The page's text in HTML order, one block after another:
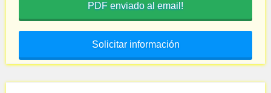
PDF enviado al email!
Solicitar información